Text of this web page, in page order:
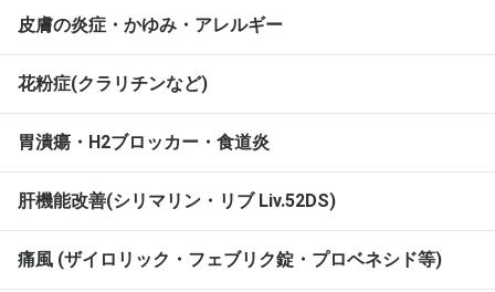
皮膚の炎症・かゆみ・アレルギー
花粉症(クラリチンなど)
胃潰瘍・H2ブロッカー・食道炎
肝機能改善(シリマリン・リブ Liv.52DS)
痛風 (ザイロリック・フェブリク錠・プロベネシド等)